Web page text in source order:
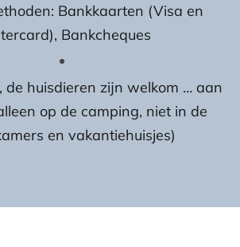
Bankkaarten (Visa en
Bankcheques
de huisdieren zijn welkom … aan
op de camping, niet in de
en vakantiehuisjes)